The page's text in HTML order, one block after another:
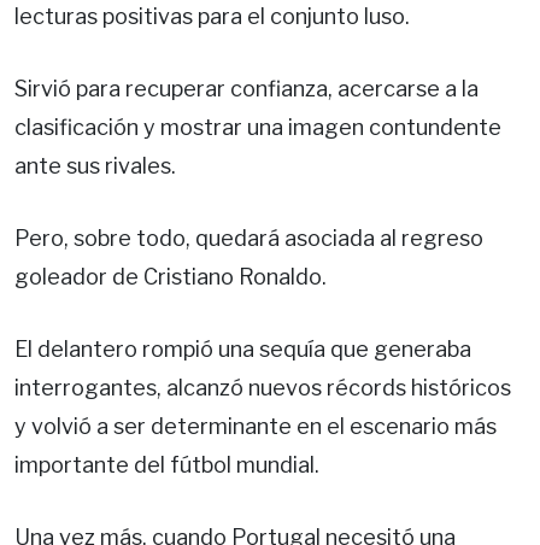
lecturas positivas para el conjunto luso.
Sirvió para recuperar confianza, acercarse a la
clasificación y mostrar una imagen contundente
ante sus rivales.
Pero, sobre todo, quedará asociada al regreso
goleador de Cristiano Ronaldo.
El delantero rompió una sequía que generaba
interrogantes, alcanzó nuevos récords históricos
y volvió a ser determinante en el escenario más
importante del fútbol mundial.
Una vez más, cuando Portugal necesitó una